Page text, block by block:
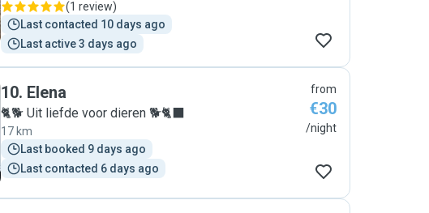
kiezen we weer voor Fee en Martijn… anders krijgen we
ruzie met Loki 😉 nogmaals bedankt namens ons. "
(1 review)
Last contacted 10 days ago
Last active 3 days ago
10. Elena
🐈🐕 Uit liefde voor dieren 🐕🐈‍⬛
17 km
Last booked 9 days ago
Last contacted 6 days ago
from
€30
/night